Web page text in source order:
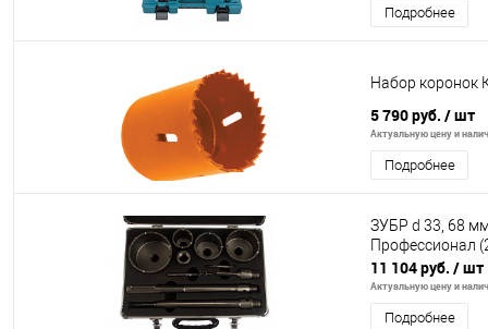
Подробнее
Набор коронок
5 790 руб. / шт
Актуальную цену и
Подробнее
ЗУБР d 33, 68
Профессионал
11 104 руб. / шт
Актуальную цену и
Подробнее